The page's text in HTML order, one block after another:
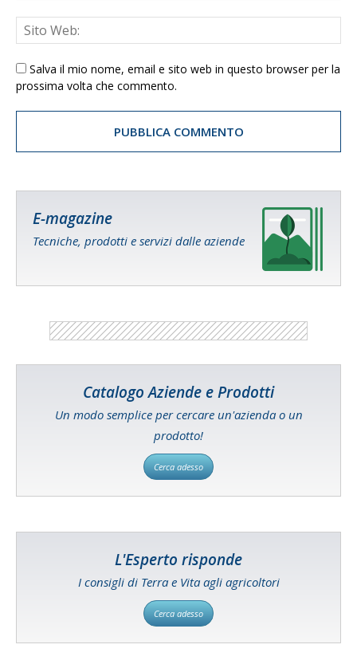
Salva il mio nome, email e sito web in questo browser per la
prossima volta che commento.
E-magazine
Tecniche, prodotti e servizi dalle aziende
Catalogo Aziende e Prodotti
Un modo semplice per cercare un'azienda o un
prodotto!
Cerca adesso
L'Esperto risponde
I consigli di Terra e Vita agli agricoltori
Cerca adesso